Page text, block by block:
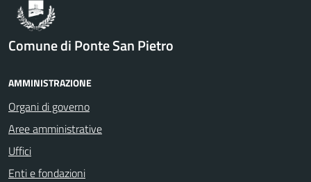
Comune di Ponte San Pietro
AMMINISTRAZIONE
Organi di governo
Aree amministrative
Uffici
Enti e fondazioni